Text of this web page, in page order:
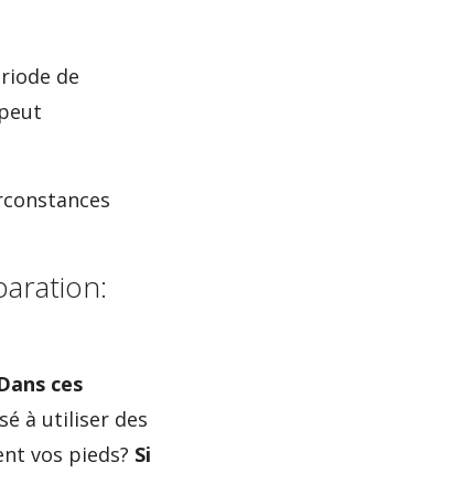
de
ces
à utiliser des
vos pieds? Si